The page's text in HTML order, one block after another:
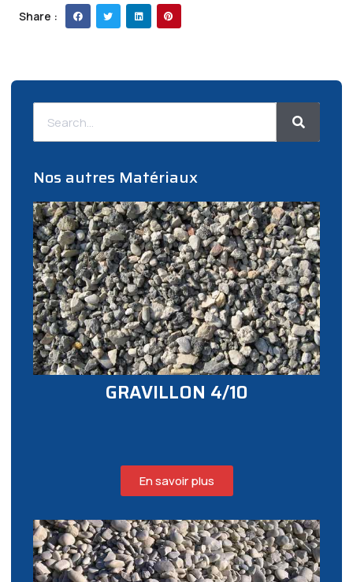
Share :
Nos autres Matériaux
GRAVILLON 4/10
En savoir plus